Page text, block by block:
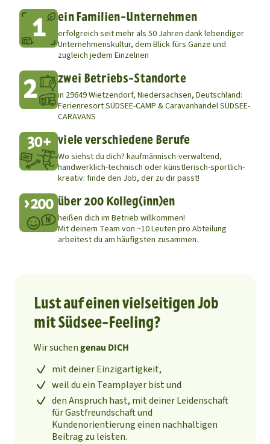
ein Familien-Unternehmen
erfolgreich seit mehr als 50 Jahren dank lebendiger
Unternehmenskultur, dem Blick fürs Ganze und
zugleich jedem Einzelnen
zwei Betriebs-Standorte
in 29649 Wietzendorf, Niedersachsen, Deutschland:
Ferienresort SÜDSEE-CAMP & Caravanhandel SÜDSEE-
CARAVANS
viele verschiedene Berufe
Wo siehst du dich? kaufmännisch-verwaltend,
handwerklich-technisch oder künstlerisch-sportlich-
kreativ: finde den Job, der zu dir passt!
über 200 Kolleg(inn)en
heißen dich im Betrieb willkommen!
Mit deinem Team von ~10 Leuten pro Abteilung
arbeitest du am häufigsten zusammen.
Lust auf einen vielseitigen Job
mit Südsee-Feeling?
Wir suchengenau DICH
mit deiner Einzigartigkeit,
weil du ein Teamplayer bist und
den Anspruch hast, mit deiner Leidenschaft
für Gastfreundschaft und
Kundenorientierung einen nachhaltigen
Beitrag zu leisten.